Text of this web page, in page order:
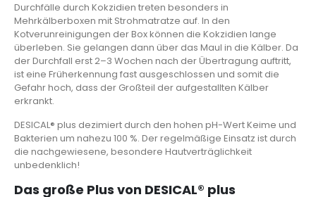
Durchfälle durch Kokzidien treten besonders in
Mehrkälberboxen mit Strohmatratze auf. In den
Kotverunreinigungen der Box können die Kokzidien lange
überleben. Sie gelangen dann über das Maul in die Kälber. Da
der Durchfall erst 2–3 Wochen nach der Übertragung auftritt,
ist eine Früherkennung fast ausgeschlossen und somit die
Gefahr hoch, dass der Großteil der aufgestallten Kälber
erkrankt.
DESICAL® plus dezimiert durch den hohen pH-Wert Keime und
Bakterien um nahezu 100 %. Der regelmäßige Einsatz ist durch
die nachgewiesene, besondere Hautverträglichkeit
unbedenklich!
Das große Plus von DESICAL® plus